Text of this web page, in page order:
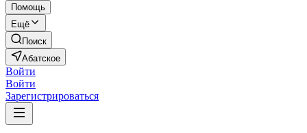
Помощь
Ещё
Поиск
Абатское
Войти
Войти
Зарегистрироваться